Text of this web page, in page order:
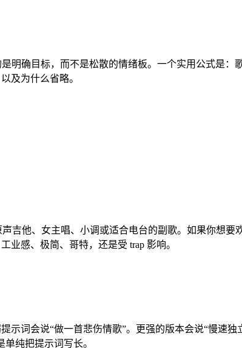
明确目标，而不是松散的情绪板。一个实用公式是：
及为什么省略。
吉他、女主唱、小调或适合电台的副歌。如果你想要
感、极简、哥特，还是受 trap 影响。
词会说“做一首悲伤情歌”。更强的版本会说“慢速
纯把提示词写长。